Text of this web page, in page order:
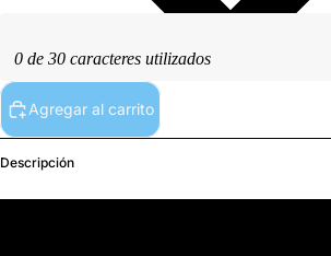
0 de 30 caracteres utilizados
Agregar al carrito
Descripción